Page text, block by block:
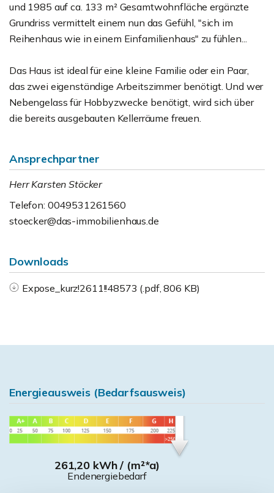
und 1985 auf ca. 133 m² Gesamtwohnfläche ergänzte
Grundriss vermittelt einem nun das Gefühl, "sich im
Reihenhaus wie in einem Einfamilienhaus" zu fühlen...
Das Haus ist ideal für eine kleine Familie oder ein Paar,
das zwei eigenständige Arbeitszimmer benötigt. Und wer
Nebengelass für Hobbyzwecke benötigt, wird sich über
die bereits ausgebauten Kellerräume freuen.
Ansprechpartner
Herr Karsten Stöcker
Telefon: 0049531261560
stoecker@das-immobilienhaus.de
Downloads
Expose_kurz!2611!!48573 (.pdf, 806 KB)
Energieausweis (Bedarfsausweis)
261,20 kWh / (m²*a)
Endenergiebedarf